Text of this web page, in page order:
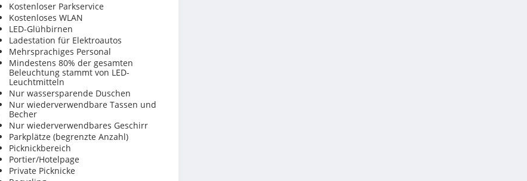
Kostenloser Parkservice
Kostenloses WLAN
LED-Glühbirnen
Ladestation für Elektroautos
Mehrsprachiges Personal
Mindestens 80% der gesamten
Beleuchtung stammt von LED-
Leuchtmitteln
Nur wassersparende Duschen
Nur wiederverwendbare Tassen und
Becher
Nur wiederverwendbares Geschirr
Parkplätze (begrenzte Anzahl)
Picknickbereich
Portier/Hotelpage
Private Picknicke